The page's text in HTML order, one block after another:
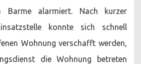
Barme alarmiert. Nach kurzer
konnte sich schnell
Wohnung verschafft werden,
die Wohnung betreten